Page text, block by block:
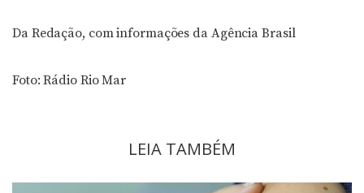
Da Redação, com informações da Agência Brasil
Foto: Rádio Rio Mar
LEIA TAMBÉM